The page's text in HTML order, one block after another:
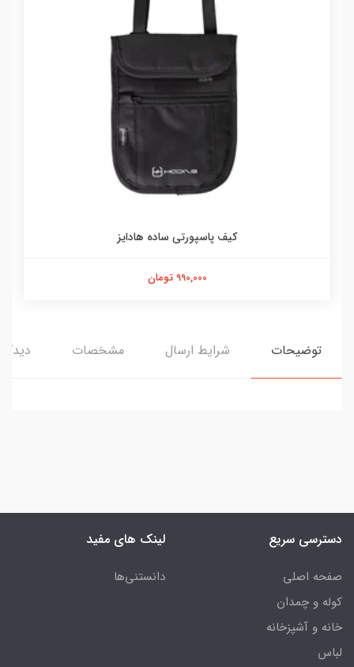
کیف پاسپورتی ساده هادایز
990,000 تومان
توضیحات شرایط ارسال مشخصات
دسترسی سریع
صفحه اصلی
کوله و چمدان
خانه و آشپزخانه
لباس
لینک های مفید
دانستنی‌ها